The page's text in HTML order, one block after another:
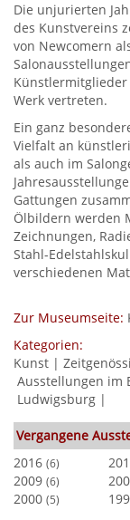
Die unjurierten
des Kunstvereins
von Newcomern
Werk vertreten.
Ein ganz
Vielfalt an
als auch im
Gattungen
Ölbildern werden
Zeichnungen,
Stahl-
verschiedenen
Zur Museumseite:
Kategorien:
Kunst |
Ausstellungen im
Ludwigsburg |
Vergangene
2016 (6)
2009 (6)
2000 (5)